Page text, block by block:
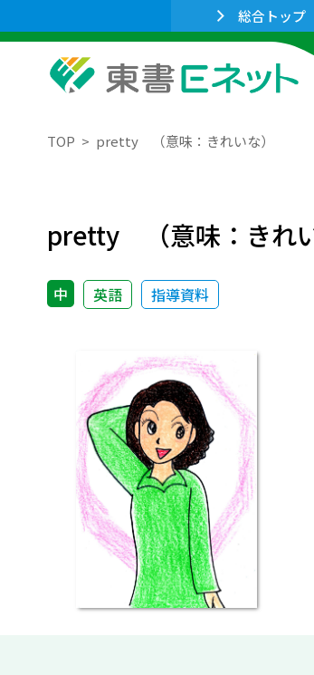
総合トップ
TOP pretty （意味：きれいな）
pretty （意味：きれい
中 英語 指導資料